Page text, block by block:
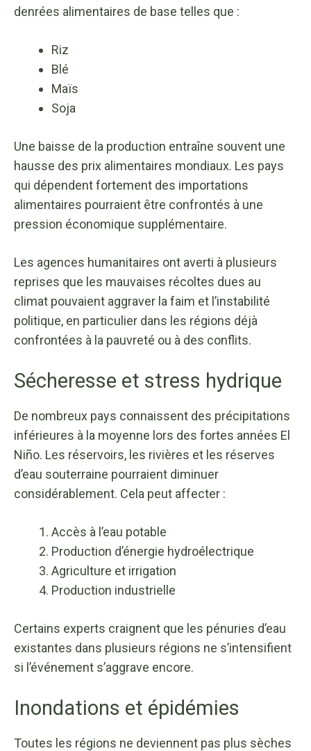
denrées alimentaires de base telles que :
Riz
Blé
Maïs
Soja
Une baisse de la production entraîne souvent une
hausse des prix alimentaires mondiaux. Les pays
qui dépendent fortement des importations
alimentaires pourraient être confrontés à une
pression économique supplémentaire.
Les agences humanitaires ont averti à plusieurs
reprises que les mauvaises récoltes dues au
climat pouvaient aggraver la faim et l’instabilité
politique, en particulier dans les régions déjà
confrontées à la pauvreté ou à des conflits.
Sécheresse et stress hydrique
De nombreux pays connaissent des précipitations
inférieures à la moyenne lors des fortes années El
Niño. Les réservoirs, les rivières et les réserves
d’eau souterraine pourraient diminuer
considérablement. Cela peut affecter :
Accès à l’eau potable
Production d’énergie hydroélectrique
Agriculture et irrigation
Production industrielle
Certains experts craignent que les pénuries d’eau
existantes dans plusieurs régions ne s’intensifient
si l’événement s’aggrave encore.
Inondations et épidémies
Toutes les régions ne deviennent pas plus sèches